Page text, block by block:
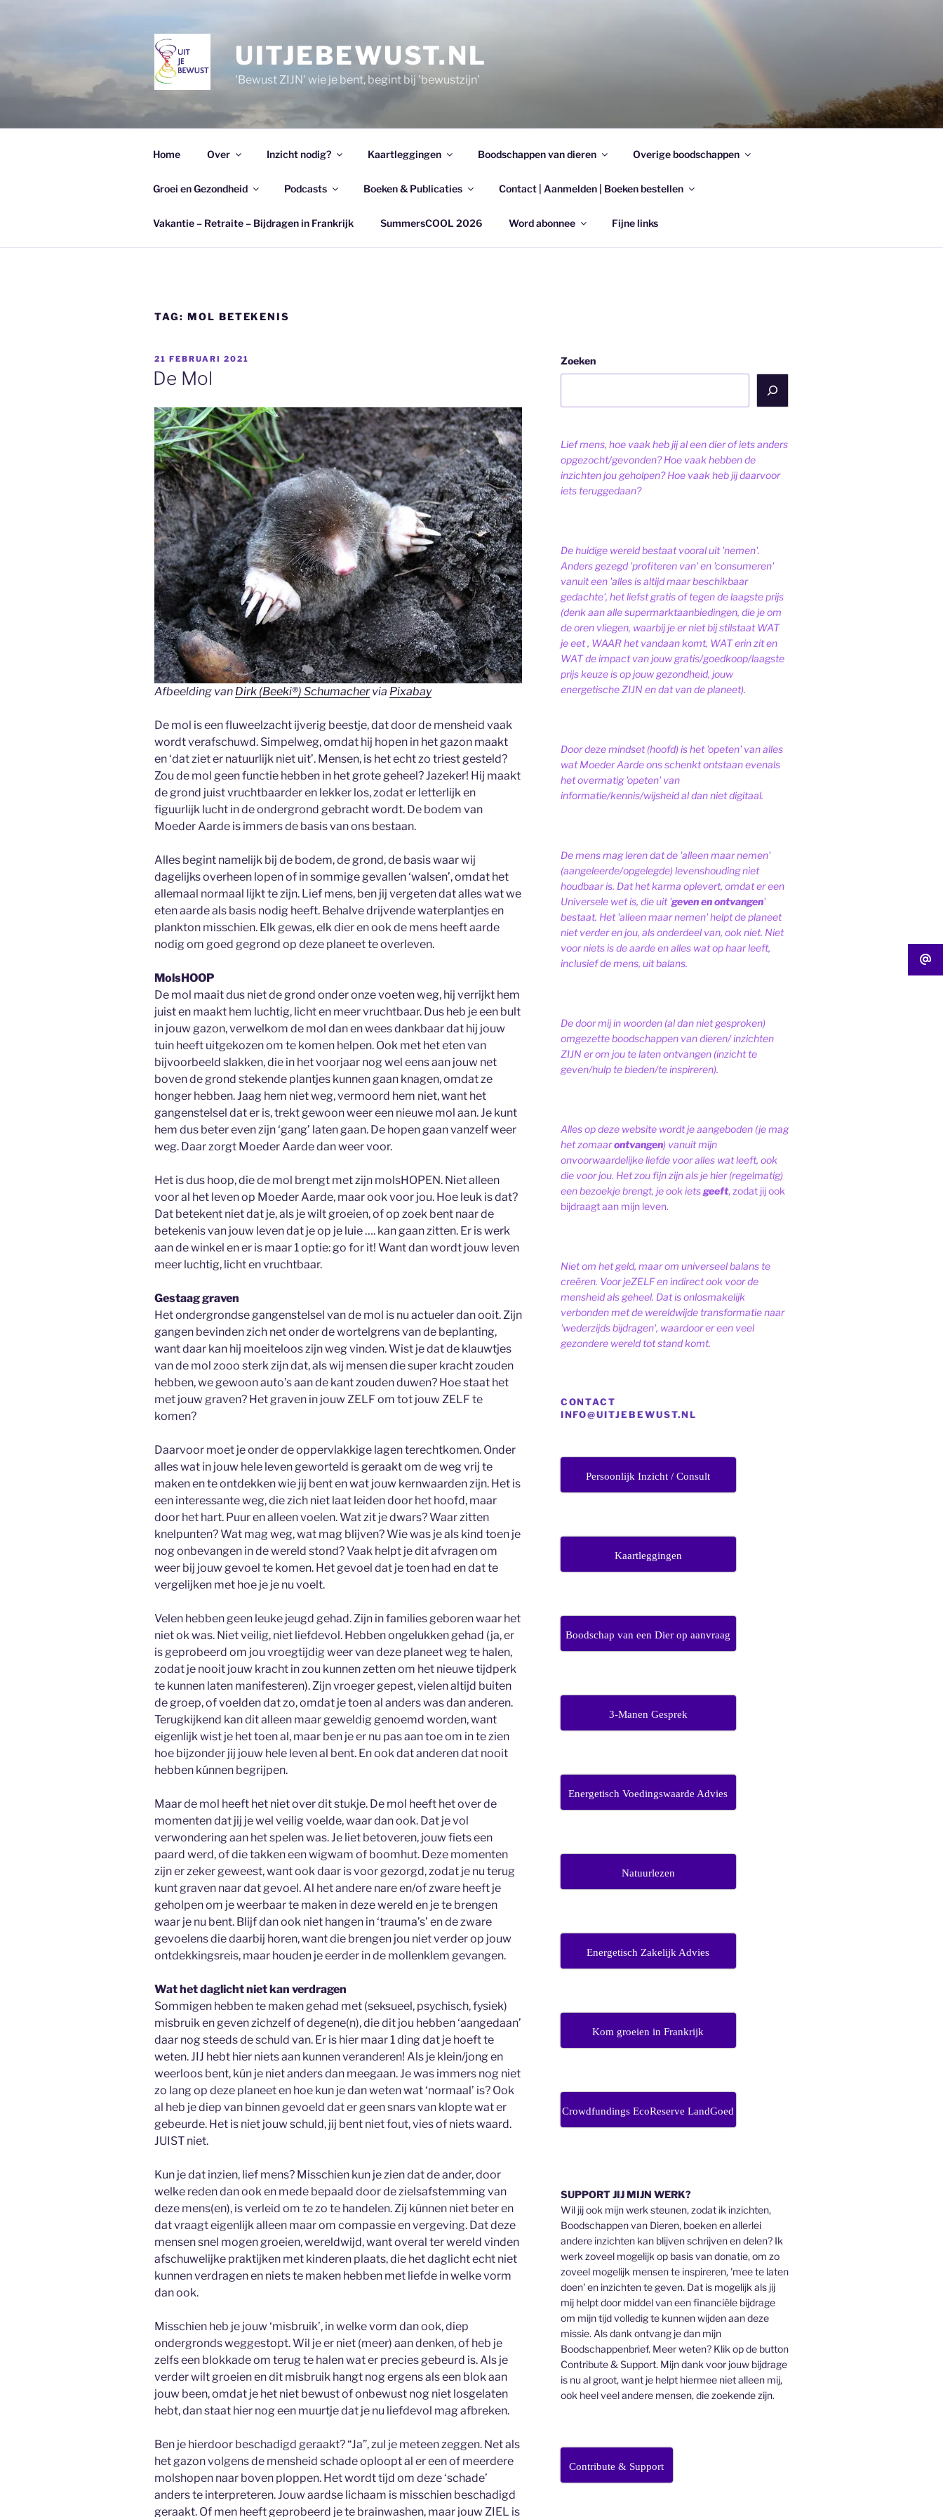
UITJEBEWUST.NL
'Bewust ZIJN' wie je bent, begint bij 'bewustzijn'
Home Over Inzicht nodig? Kaartleggingen Boodschappen van dieren Overige boodschappen
Groei en Gezondheid Podcasts Boeken & Publicaties Contact | Aanmelden | Boeken bestellen
Vakantie – Retraite – Bijdragen in Frankrijk SummersCOOL 2026 Word abonnee Fijne links
TAG: MOL BETEKENIS
GEPLAATST
OP
21 FEBRUARI 2021
De Mol
Afbeelding van Dirk (Beeki®) Schumachervia Pixabay
De mol is een fluweelzacht ijverig beestje, dat door de mensheid vaak
wordt verafschuwd. Simpelweg, omdat hij hopen in het gazon maakt
en ‘dat ziet er natuurlijk niet uit’. Mensen, is het echt zo triest gesteld?
Zou de mol geen functie hebben in het grote geheel? Jazeker! Hij maakt
de grond juist vruchtbaarder en lekker los, zodat er letterlijk en
figuurlijk lucht in de ondergrond gebracht wordt. De bodem van
Moeder Aarde is immers de basis van ons bestaan.
Alles begint namelijk bij de bodem, de grond, de basis waar wij
dagelijks overheen lopen of in sommige gevallen ‘walsen’, omdat het
allemaal normaal lijkt te zijn. Lief mens, ben jij vergeten dat alles wat we
eten aarde als basis nodig heeft. Behalve drijvende waterplantjes en
plankton misschien. Elk gewas, elk dier en ook de mens heeft aarde
nodig om goed gegrond op deze planeet te overleven.
MolsHOOP
De mol maait dus niet de grond onder onze voeten weg, hij verrijkt hem
juist en maakt hem luchtig, licht en meer vruchtbaar. Dus heb je een bult
in jouw gazon, verwelkom de mol dan en wees dankbaar dat hij jouw
tuin heeft uitgekozen om te komen helpen. Ook met het eten van
bijvoorbeeld slakken, die in het voorjaar nog wel eens aan jouw net
boven de grond stekende plantjes kunnen gaan knagen, omdat ze
honger hebben. Jaag hem niet weg, vermoord hem niet, want het
gangenstelsel dat er is, trekt gewoon weer een nieuwe mol aan. Je kunt
hem dus beter even zijn ‘gang’ laten gaan. De hopen gaan vanzelf weer
weg. Daar zorgt Moeder Aarde dan weer voor.
Het is dus hoop, die de mol brengt met zijn molsHOPEN. Niet alleen
voor al het leven op Moeder Aarde, maar ook voor jou. Hoe leuk is dat?
Dat betekent niet dat je, als je wilt groeien, of op zoek bent naar de
betekenis van jouw leven dat je op je luie …. kan gaan zitten. Er is werk
aan de winkel en er is maar 1 optie: go for it! Want dan wordt jouw leven
meer luchtig, licht en vruchtbaar.
Gestaag graven
Het ondergrondse gangenstelsel van de mol is nu actueler dan ooit. Zijn
gangen bevinden zich net onder de wortelgrens van de beplanting,
want daar kan hij moeiteloos zijn weg vinden. Wist je dat de klauwtjes
van de mol zooo sterk zijn dat, als wij mensen die super kracht zouden
hebben, we gewoon auto’s aan de kant zouden duwen? Hoe staat het
met jouw graven? Het graven in jouw ZELF om tot jouw ZELF te
komen?
Daarvoor moet je onder de oppervlakkige lagen terechtkomen. Onder
alles wat in jouw hele leven geworteld is geraakt om de weg vrij te
maken en te ontdekken wie jij bent en wat jouw kernwaarden zijn. Het is
een interessante weg, die zich niet laat leiden door het hoofd, maar
door het hart. Puur en alleen voelen. Wat zit je dwars? Waar zitten
knelpunten? Wat mag weg, wat mag blijven? Wie was je als kind toen je
nog onbevangen in de wereld stond? Vaak helpt je dit afvragen om
weer bij jouw gevoel te komen. Het gevoel dat je toen had en dat te
vergelijken met hoe je je nu voelt.
Velen hebben geen leuke jeugd gehad. Zijn in families geboren waar het
niet ok was. Niet veilig, niet liefdevol. Hebben ongelukken gehad (ja, er
is geprobeerd om jou vroegtijdig weer van deze planeet weg te halen,
zodat je nooit jouw kracht in zou kunnen zetten om het nieuwe tijdperk
te kunnen laten manifesteren). Zijn vroeger gepest, vielen altijd buiten
de groep, of voelden dat zo, omdat je toen al anders was dan anderen.
Terugkijkend kan dit alleen maar geweldig genoemd worden, want
eigenlijk wist je het toen al, maar ben je er nu pas aan toe om in te zien
hoe bijzonder jij jouw hele leven al bent. En ook dat anderen dat nooit
hebben kúnnen begrijpen.
Maar de mol heeft het niet over dit stukje. De mol heeft het over de
momenten dat jij je wel veilig voelde, waar dan ook. Dat je vol
verwondering aan het spelen was. Je liet betoveren, jouw fiets een
paard werd, of die takken een wigwam of boomhut. Deze momenten
zijn er zeker geweest, want ook daar is voor gezorgd, zodat je nu terug
kunt graven naar dat gevoel. Al het andere nare en/of zware heeft je
geholpen om je weerbaar te maken in deze wereld en je te brengen
waar je nu bent. Blijf dan ook niet hangen in ‘trauma’s’ en de zware
gevoelens die daarbij horen, want die brengen jou niet verder op jouw
ontdekkingsreis, maar houden je eerder in de mollenklem gevangen.
Wat het daglicht niet kan verdragen
Sommigen hebben te maken gehad met (seksueel, psychisch, fysiek)
misbruik en geven zichzelf of degene(n), die dit jou hebben ‘aangedaan’
daar nog steeds de schuld van. Er is hier maar 1 ding dat je hoeft te
weten. JIJ hebt hier niets aan kunnen veranderen! Als je klein/jong en
weerloos bent, kún je niet anders dan meegaan. Je was immers nog niet
zo lang op deze planeet en hoe kun je dan weten wat ‘normaal’ is? Ook
al heb je diep van binnen gevoeld dat er geen snars van klopte wat er
gebeurde. Het is niet jouw schuld, jij bent niet fout, vies of niets waard.
JUIST niet.
Kun je dat inzien, lief mens? Misschien kun je zien dat de ander, door
welke reden dan ook en mede bepaald door de zielsafstemming van
deze mens(en), is verleid om te zo te handelen. Zij kúnnen niet beter en
dat vraagt eigenlijk alleen maar om compassie en vergeving. Dat deze
mensen snel mogen groeien, wereldwijd, want overal ter wereld vinden
afschuwelijke praktijken met kinderen plaats, die het daglicht echt niet
kunnen verdragen en niets te maken hebben met liefde in welke vorm
dan ook.
Misschien heb je jouw ‘misbruik’, in welke vorm dan ook, diep
ondergronds weggestopt. Wil je er niet (meer) aan denken, of heb je
zelfs een blokkade om terug te halen wat er precies gebeurd is. Als je
verder wilt groeien en dit misbruik hangt nog ergens als een blok aan
jouw been, omdat je het niet bewust of onbewust nog niet losgelaten
hebt, dan staat hier nog een muurtje dat je nu liefdevol mag afbreken.
Ben je hierdoor beschadigd geraakt? “Ja”, zul je meteen zeggen. Net als
het gazon volgens de mensheid schade oploopt al er een of meerdere
molshopen naar boven ploppen. Het wordt tijd om deze ‘schade’
anders te interpreteren. Jouw aardse lichaam is misschien beschadigd
geraakt. Of men heeft geprobeerd je te brainwashen, maar jouw ZIEL is
Zoeken
Lief mens, hoe vaak heb jij al een dier of iets anders
opgezocht/gevonden? Hoe vaak hebben de
inzichten jou geholpen? Hoe vaak heb jij daarvoor
iets teruggedaan?
De huidige wereld bestaat vooral uit 'nemen'.
Anders gezegd 'profiteren van' en 'consumeren'
vanuit een 'alles is altijd maar beschikbaar
gedachte', het liefst gratis of tegen de laagste prijs
(denk aan alle supermarktaanbiedingen, die je om
de oren vliegen, waarbij je er niet bij stilstaat WAT
je eet , WAAR het vandaan komt, WAT erin zit en
WAT de impact van jouw gratis/goedkoop/laagste
prijs keuze is op jouw gezondheid, jouw
energetische ZIJN en dat van de planeet).
Door deze mindset (hoofd) is het 'opeten' van alles
wat Moeder Aarde ons schenkt ontstaan evenals
het overmatig 'opeten' van
informatie/kennis/wijsheid al dan niet digitaal.
De mens mag leren dat de 'alleen maar nemen'
(aangeleerde/opgelegde) levenshouding niet
houdbaar is. Dat het karma oplevert, omdat er een
Universele wet is, die uit 'geven en ontvangen'
bestaat. Het 'alleen maar nemen' helpt de planeet
niet verder en jou, als onderdeel van, ook niet. Niet
voor niets is de aarde en alles wat op haar leeft,
inclusief de mens, uit balans.
De door mij in woorden (al dan niet gesproken)
omgezette boodschappen van dieren/ inzichten
ZIJN er om jou te laten ontvangen (inzicht te
geven/hulp te bieden/te inspireren).
Alles op deze website wordt je aangeboden (je mag
het zomaarontvangen) vanuit mijn
onvoorwaardelijke liefde voor alles wat leeft, ook
die voor jou. Het zou fijn zijn als je hier (regelmatig)
een bezoekje brengt, je ook ietsgeeft, zodat jij ook
bijdraagt aan mijn leven.
Niet om het geld, maar om universeel balans te
creëren. Voor jeZELF en indirect ook voor de
mensheid als geheel. Dat is onlosmakelijk
verbonden met de wereldwijde transformatie naar
'wederzijds bijdragen', waardoor er een veel
gezondere wereld tot stand komt.
CONTACT
INFO@UITJEBEWUST.NL
Persoonlijk Inzicht / Consult
Kaartleggingen
Boodschap van een Dier op aanvraag
3-Manen Gesprek
Energetisch Voedingswaarde Advies
Natuurlezen
Energetisch Zakelijk Advies
Kom groeien in Frankrijk
Crowdfundings EcoReserve LandGoed
SUPPORT JIJ MIJN WERK?
Wil jij ook mijn werk steunen, zodat ik inzichten,
Boodschappen van Dieren, boeken en allerlei
andere inzichten kan blijven schrijven en delen? Ik
werk zoveel mogelijk op basis van donatie, om zo
zoveel mogelijk mensen te inspireren, 'mee te laten
doen' en inzichten te geven. Dat is mogelijk als jij
mij helpt door middel van een financiële bijdrage
om mijn tijd volledig te kunnen wijden aan deze
missie. Als dank ontvang je dan mijn
Boodschappenbrief. Meer weten? Klik op de button
Contribute & Support. Mijn dank voor jouw bijdrage
is nu al groot, want je helpt hiermee niet alleen mij,
ook heel veel andere mensen, die zoekende zijn.
Contribute & Support